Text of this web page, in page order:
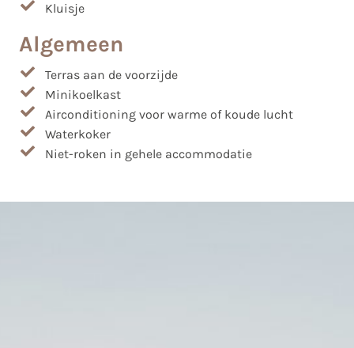
Kluisje
Algemeen
Terras aan de voorzijde
Minikoelkast
Airconditioning voor warme of koude lucht
Waterkoker
Niet-roken in gehele accommodatie